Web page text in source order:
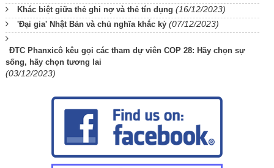
Khác biệt giữa thẻ ghi nợ và thẻ tín dụng (16/12/2023)
'Đại gia' Nhật Bản và chủ nghĩa khắc kỷ (07/12/2023)
ĐTC Phanxicô kêu gọi các tham dự viên COP 28: Hãy chọn sự
sống, hãy chọn tương lai
(03/12/2023)